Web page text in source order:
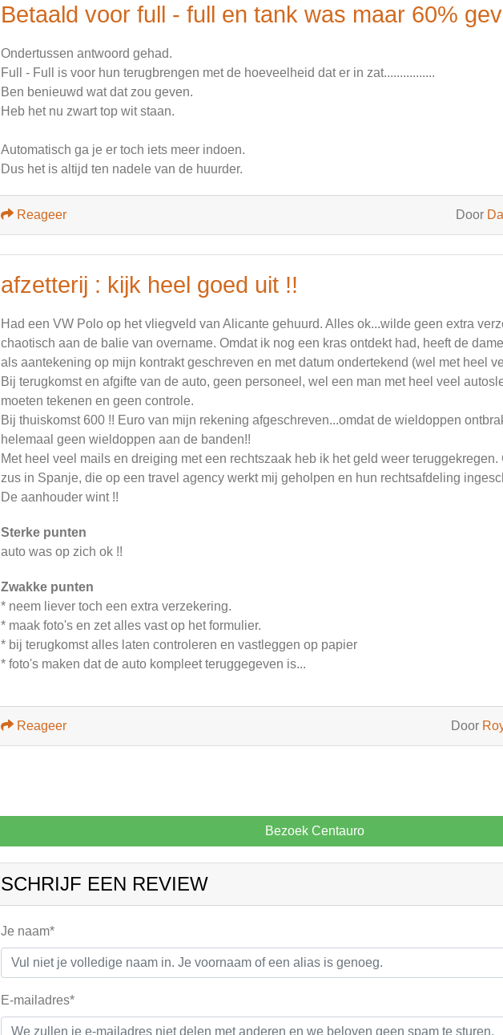
Betaald voor full - full en tank was maar 60%
Ondertussen antwoord gehad.
Full - Full is voor hun terugbrengen met de hoeveelheid dat er in zat................
Ben benieuwd wat dat zou geven.
Heb het nu zwart top wit staan.
Automatisch ga je er toch iets meer indoen.
Dus het is altijd ten nadele van de huurder.
Door
Reageer
afzetterij : kijk heel goed uit !!
Had een VW Polo op het vliegveld van Alicante gehuurd. Alles ok...wilde geen extra
chaotisch aan de balie van overname. Omdat ik nog een kras ontdekt had, heeft de
als aantekening op mijn kontrakt geschreven en met datum ondertekend (wel met heel
Bij terugkomst en afgifte van de auto, geen personeel, wel een man met heel veel
moeten tekenen en geen controle.
Bij thuiskomst 600 !! Euro van mijn rekening afgeschreven...omdat de wieldoppen
helemaal geen wieldoppen aan de banden!!
Met heel veel mails en dreiging met een rechtszaak heb ik het geld weer teruggekregen.
zus in Spanje, die op een travel agency werkt mij geholpen en hun rechtsafdeling
De aanhouder wint !!
Sterke punten
auto was op zich ok !!
Zwakke punten
* neem liever toch een extra verzekering.
* maak foto's en zet alles vast op het formulier.
* bij terugkomst alles laten controleren en vastleggen op papier
* foto's maken dat de auto kompleet teruggegeven is...
Door
Reageer
Bezoek Centauro
SCHRIJF EEN REVIEW
Je naam*
E-mailadres*